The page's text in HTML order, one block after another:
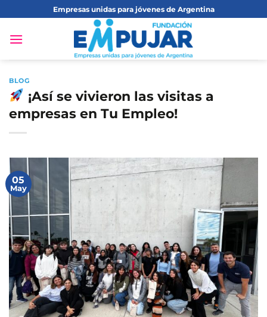
al
contenido
Empresas unidas para jóvenes de Argentina
BLOG
¡Así se vivieron las visitas a
empresas en Tu Empleo!
05
May